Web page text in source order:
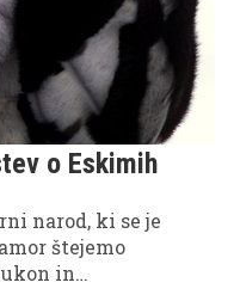
o Eskimih
narod, ki se je
štejemo
in